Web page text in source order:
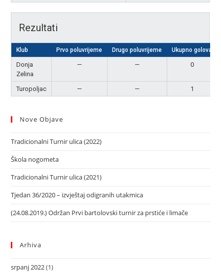
Rezultati
Klub Prvo poluvrijeme Drugo poluvrijeme Ukupno golova
Donja
Zelina
— — 0
Turopoljac — — 1
Nove Objave
Tradicionalni Turnir ulica (2022)
Škola nogometa
Tradicionalni Turnir ulica (2021)
Tjedan 36/2020 – izvještaj odigranih utakmica
(24.08.2019.) Održan Prvi bartolovski turnir za prstiće i limače
Arhiva
srpanj 2022(1)